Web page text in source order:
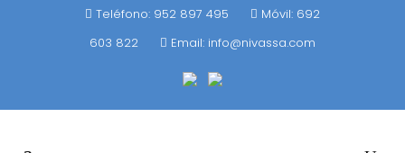
Teléfono: 952 897 495
Móvil: 692
603 822
Email: info@nivassa.com